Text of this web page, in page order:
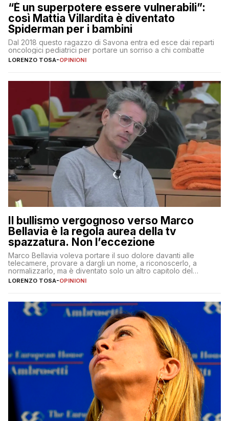
“È un superpotere essere vulnerabili”:
così Mattia Villardita è diventato
Spiderman per i bambini
Dal 2018 questo ragazzo di Savona entra ed esce dai reparti
oncologici pediatrici per portare un sorriso a chi combatte
LORENZO TOSA-OPINIONI
Il bullismo vergognoso verso Marco
Bellavia è la regola aurea della tv
spazzatura. Non l’eccezione
Marco Bellavia voleva portare il suo dolore davanti alle
telecamere, provare a dargli un nome, a riconoscerlo, a
normalizzarlo, ma è diventato solo un altro capitolo del
copione
LORENZO TOSA-OPINIONI